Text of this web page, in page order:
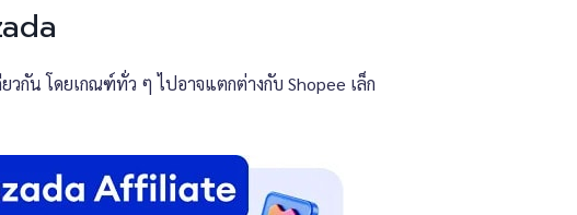
กัน โดยเกณฑ์ทั่ว ๆ ไปอาจแตกต่างกับ Shopee เล็ก